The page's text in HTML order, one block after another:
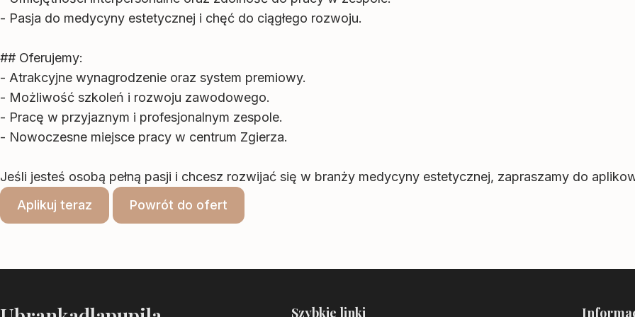
- Pasja do medycyny estetycznej i chęć do ciągłego rozwoju.
## Oferujemy:
- Atrakcyjne wynagrodzenie oraz system premiowy.
- Możliwość szkoleń i rozwoju zawodowego.
- Pracę w przyjaznym i profesjonalnym zespole.
- Nowoczesne miejsce pracy w centrum Zgierza.
Jeśli jesteś osobą pełną pasji i chcesz rozwijać się w branży medycyny estetycznej, zapraszamy do
Aplikuj teraz
Powrót do ofert
Szybkie linki